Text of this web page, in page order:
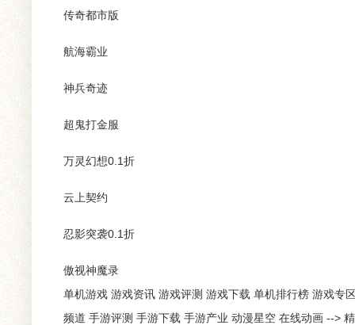
传奇都市版
航海霸业
神兵奇迹
超鬼打金服
万灵幻想0.1折
云上契约
忍影突袭0.1折
傲视神魔录
单机游戏 游戏资讯 游戏评测 游戏下载 单机排行榜 游戏专
频道 手游评测 手游下载 手游产业 动漫星空 在线动画 -->